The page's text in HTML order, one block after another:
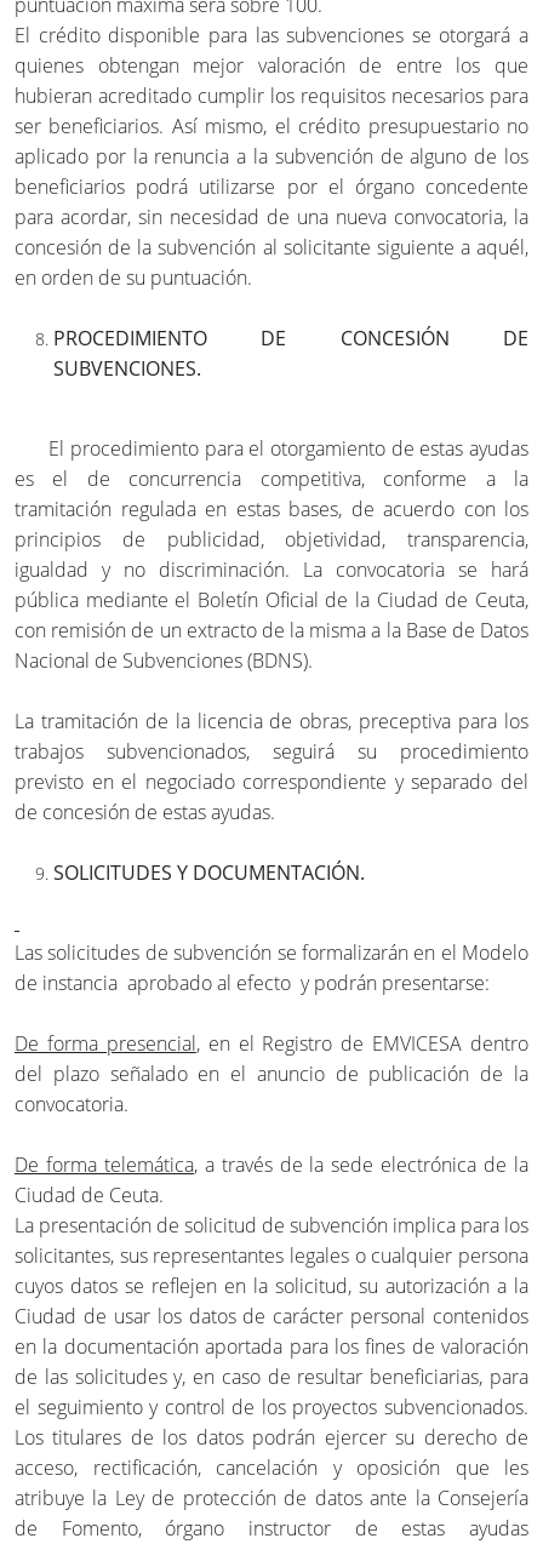
El crédito disponible para las subvenciones se otorgará a
quienes obtengan mejor valoración de entre los que
hubieran acreditado cumplir los requisitos necesarios para
ser beneficiarios. Así mismo, el crédito presupuestario no
aplicado por la renuncia a la subvención de alguno de los
beneficiarios podrá utilizarse por el órgano concedente
para acordar, sin necesidad de una nueva convocatoria, la
concesión de la subvención al solicitante siguiente a aquél,
en orden de su puntuación.
PROCEDIMIENTO DE CONCESIÓN DE
SUBVENCIONES.
El procedimiento para el otorgamiento de estas ayudas
es el de concurrencia competitiva, conforme a la
tramitación regulada en estas bases, de acuerdo con los
principios de publicidad, objetividad, transparencia,
igualdad y no discriminación. La convocatoria se hará
pública mediante el Boletín Oficial de la Ciudad de Ceuta,
con remisión de un extracto de la misma a la Base de Datos
Nacional de Subvenciones (BDNS).
La tramitación de la licencia de obras, preceptiva para los
trabajos subvencionados, seguirá su procedimiento
previsto en el negociado correspondiente y separado del
de concesión de estas ayudas.
SOLICITUDES Y DOCUMENTACIÓN.
Las solicitudes de subvención se formalizarán en el Modelo
de instancia aprobado al efecto y podrán presentarse:
De forma presencial, en el Registro de EMVICESA dentro
del plazo señalado en el anuncio de publicación de la
convocatoria.
De forma telemática, a través de la sede electrónica de la
Ciudad de Ceuta.
La presentación de solicitud de subvención implica para los
solicitantes, sus representantes legales o cualquier persona
cuyos datos se reflejen en la solicitud, su autorización a la
Ciudad de usar los datos de carácter personal contenidos
en la documentación aportada para los fines de valoración
de las solicitudes y, en caso de resultar beneficiarias, para
el seguimiento y control de los proyectos subvencionados.
Los titulares de los datos podrán ejercer su derecho de
acceso, rectificación, cancelación y oposición que les
atribuye la Ley de protección de datos ante la Consejería
de Fomento, órgano instructor de estas ayudas